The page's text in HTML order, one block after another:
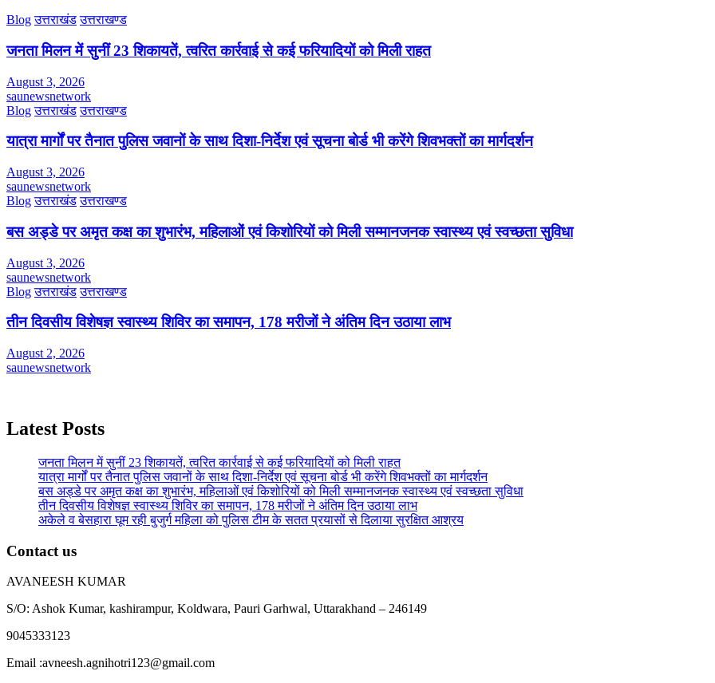
Blog उत्तराखंड उत्तराखण्ड
जनता मिलन में सुनीं 23 शिकायतें, त्वरित कार्रवाई से कई फरियादियों को मिली राहत
August 3, 2026
saunewsnetwork
Blog उत्तराखंड उत्तराखण्ड
यात्रा मार्गों पर तैनात पुलिस जवानों के साथ दिशा-निर्देश एवं सूचना बोर्ड भी करेंगे शिवभक्तों का मार्गदर्शन
August 3, 2026
saunewsnetwork
Blog उत्तराखंड उत्तराखण्ड
बस अड्डे पर अमृत कक्ष का शुभारंभ, महिलाओं एवं किशोरियों को मिली सम्मानजनक स्वास्थ्य एवं स्वच्छता सुविधा
August 3, 2026
saunewsnetwork
Blog उत्तराखंड उत्तराखण्ड
तीन दिवसीय विशेषज्ञ स्वास्थ्य शिविर का समापन, 178 मरीजों ने अंतिम दिन उठाया लाभ
August 2, 2026
saunewsnetwork
Latest Posts
जनता मिलन में सुनीं 23 शिकायतें, त्वरित कार्रवाई से कई फरियादियों को मिली राहत
यात्रा मार्गों पर तैनात पुलिस जवानों के साथ दिशा-निर्देश एवं सूचना बोर्ड भी करेंगे शिवभक्तों का मार्गदर्शन
बस अड्डे पर अमृत कक्ष का शुभारंभ, महिलाओं एवं किशोरियों को मिली सम्मानजनक स्वास्थ्य एवं स्वच्छता सुविधा
तीन दिवसीय विशेषज्ञ स्वास्थ्य शिविर का समापन, 178 मरीजों ने अंतिम दिन उठाया लाभ
अकेले व बेसहारा घूम रही बुजुर्ग महिला को पुलिस टीम के सतत प्रयासों से दिलाया सुरक्षित आश्रय
Contact us
AVANEESH KUMAR
S/O: Ashok Kumar, kashirampur, Koldwara, Pauri Garhwal, Uttarakhand – 246149
9045333123
Email :avneesh.agnihotri123@gmail.com